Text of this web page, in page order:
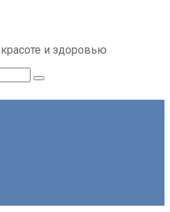
и здоровью